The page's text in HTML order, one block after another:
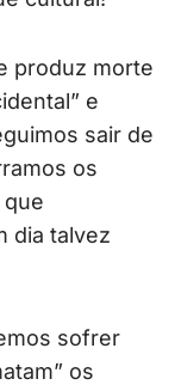
produz morte
e
sair de
os
dia talvez
sofrer
os